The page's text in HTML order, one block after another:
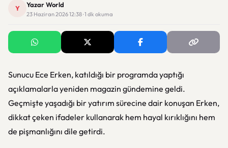
Y Yazar World
23 Haziran 2026 12:38 · 1 dk okuma
Sunucu Ece Erken, katıldığı bir programda yaptığı
açıklamalarla yeniden magazin gündemine geldi.
Geçmişte yaşadığı bir yatırım sürecine dair konuşan Erken,
dikkat çeken ifadeler kullanarak hem hayal kırıklığını hem
de pişmanlığını dile getirdi.